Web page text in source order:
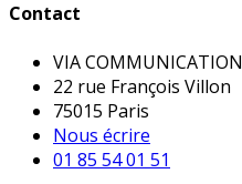
Contact
VIA COMMUNICATION
22 rue François Villon
75015 Paris
Nous écrire
01 85 54 01 51